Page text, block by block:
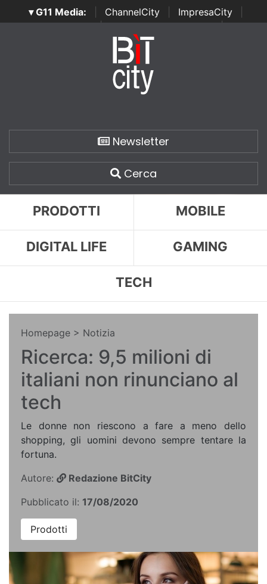
▾ G11 Media: ChannelCity ImpresaCity
SecurityOpenLab | Italian Channel Awards | Italian
Italian Security Awards
Newsletter
Cerca
PRODOTTI MOBILE
DIGITAL LIFE GAMING
TECH
Homepage > Notizia
Ricerca: 9,5 milioni di
italiani non rinunciano al
tech
Le donne non riescono a fare a meno dello
shopping, gli uomini devono sempre tentare la
fortuna.
Autore:
Redazione BitCity
Pubblicato il: 17/08/2020
Prodotti